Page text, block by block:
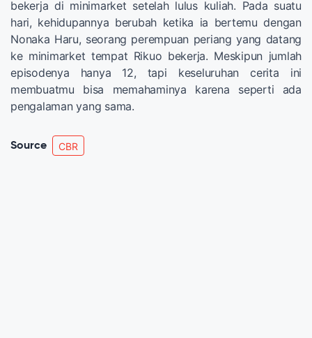
bekerja di minimarket setelah lulus kuliah. Pada suatu
hari, kehidupannya berubah ketika ia bertemu dengan
Nonaka Haru, seorang perempuan periang yang datang
ke minimarket tempat Rikuo bekerja. Meskipun jumlah
episodenya hanya 12, tapi keseluruhan cerita ini
membuatmu bisa memahaminya karena seperti ada
pengalaman yang sama.
Source CBR